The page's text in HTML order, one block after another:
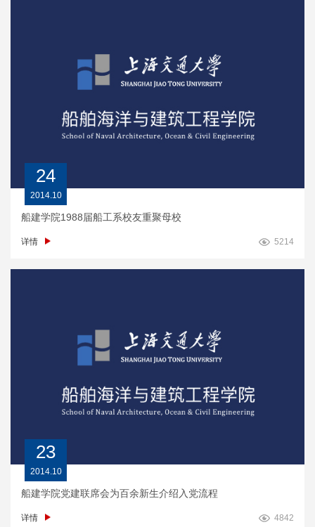
24
2014.10
船建学院1988届船工系校友重聚母校
详情 5214
23
2014.10
船建学院党建联席会为百余新生介绍入党流程
详情 4842